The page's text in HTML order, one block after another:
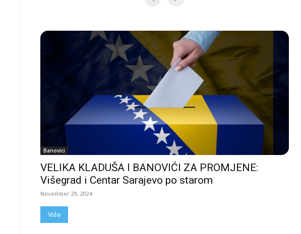
Banovici
VELIKA KLADUŠA I BANOVIĆI ZA PROMJENE:
Višegrad i Centar Sarajevo po starom
November 29, 2024
Više